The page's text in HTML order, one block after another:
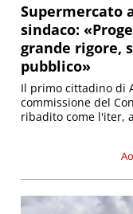
Supermercato
sindaco:
grande rigore,
pubblico»
Il primo cittadino di
commissione del
ribadito come l'iter,